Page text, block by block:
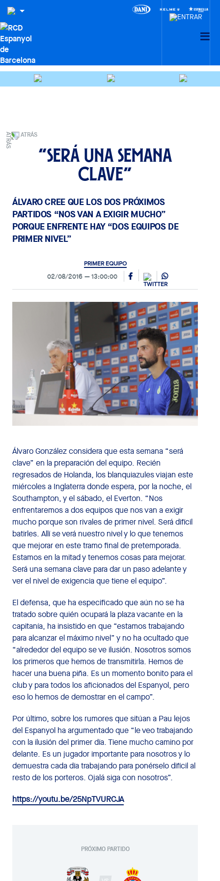
ATRÁS
“Será una semana
clave”
ÁLVARO CREE QUE LOS DOS PRÓXIMOS
PARTIDOS “NOS VAN A EXIGIR MUCHO”
PORQUE ENFRENTE HAY “DOS EQUIPOS DE
PRIMER NIVEL”
PRIMER EQUIPO
02/08/2016 13:00:00
Álvaro González considera que esta semana “será
clave” en la preparación del equipo. Recién
regresados de Holanda, los blanquiazules viajan este
miércoles a Inglaterra donde espera, por la noche, el
Southampton, y el sábado, el Everton. “Nos
enfrentaremos a dos equipos que nos van a exigir
mucho porque son rivales de primer nivel. Será difícil
batirles. Allí se verá nuestro nivel y lo que tenemos
que mejorar en este tramo final de pretemporada.
Estamos en la mitad y tenemos cosas para mejorar.
Será una semana clave para dar un paso adelante y
ver el nivel de exigencia que tiene el equipo”.
El defensa, que ha especificado que aún no se ha
tratado sobre quién ocupará la plaza vacante en la
capitanía, ha insistido en que “estamos trabajando
para alcanzar el máximo nivel” y no ha ocultado que
“alrededor del equipo se ve ilusión. Nosotros somos
los primeros que hemos de transmitirla. Hemos de
hacer una buena piña. Es un momento bonito para el
club y para todos los aficionados del Espanyol, pero
eso lo hemos de demostrar en el campo”.
Por último, sobre los rumores que sitúan a Pau lejos
del Espanyol ha argumentado que “le veo trabajando
con la ilusión del primer día. Tiene mucho camino por
delante. Es un jugador importante para nosotros y lo
demuestra cada día trabajando para ponérselo difícil al
resto de los porteros. Ojalá siga con nosotros”.
https://youtu.be/25NpTVURCJA
PRÓXIMO PARTIDO